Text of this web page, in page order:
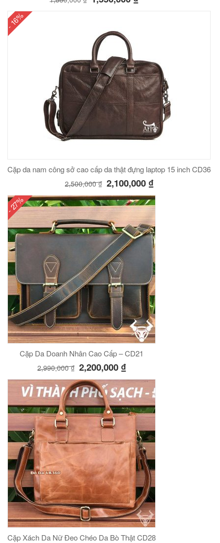
- 16%
Cặp da nam công sở cao cấp da thật đựng laptop 15 inch CD36
2,500,000₫ 2,100,000 ₫
- 27%
Cặp Da Doanh Nhân Cao Cấp – CD21
2,990,000₫ 2,200,000 ₫
Cặp Xách Da Nữ Đeo Chéo Da Bò Thật CD28